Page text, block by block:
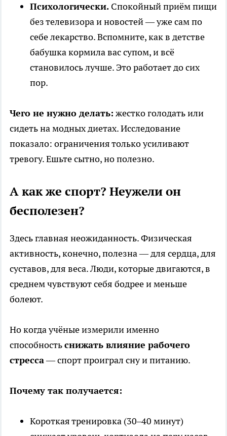
Психологически. Спокойный приём пищи
без телевизора и новостей — уже сам по
себе лекарство. Вспомните, как в детстве
бабушка кормила вас супом, и всё
становилось лучше. Это работает до сих
пор.
Чего не нужно делать: жестко голодать или
сидеть на модных диетах. Исследование
показало: ограничения только усиливают
тревогу. Ешьте сытно, но полезно.
А как же спорт? Неужели он
бесполезен?
Здесь главная неожиданность. Физическая
активность, конечно, полезна — для сердца, для
суставов, для веса. Люди, которые двигаются, в
среднем чувствуют себя бодрее и меньше
болеют.
Но когда учёные измерили именно
способностьснижать влияние рабочего
стресса— спорт проиграл сну и питанию.
Почему так получается:
Короткая тренировка (30–40 минут)